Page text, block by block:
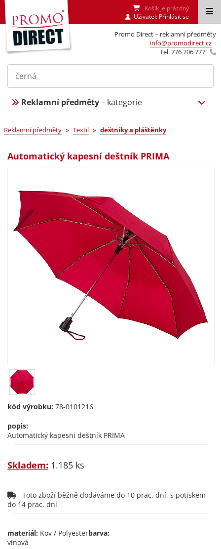
Promo Direct – reklamní předměty
info@promodirect.cz
tel. 776 706 777
Košík je prázdný
Uživatel: Přihlásit se
Reklamní předměty– kategorie
Reklamní předměty » Textil » deštníky a pláštěnky
Automatický kapesní deštník PRIMA
kód výrobku: 78-0101216
popis:
Automatický kapesní deštník PRIMA
Skladem: 1.185 ks
Toto zboží běžně dodáváme do 10 prac. dní, s potiskem
do 14 prac. dní
materiál: Kov / Polyesterbarva:
vínová